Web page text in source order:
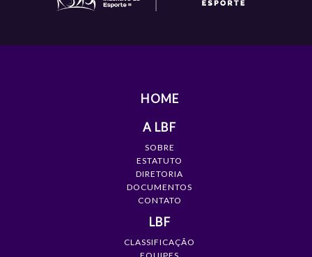
HOME
A LBF
SOBRE
ESTATUTO
DIRETORIA
DOCUMENTOS
CONTATO
LBF
CLASSIFICAÇÃO